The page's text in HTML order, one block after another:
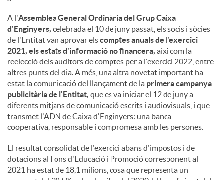
A l'Assemblea General Ordinària del Grup Caixa
d'Enginyers, celebrada el 10 de juny passat, els socis i sòcies
de l'Entitat van aprovar elscomptes anuals de l'exercici
2021, els estats d'informació no financera, així com la
reelecció dels auditors de comptes per a l'exercici 2022, entre
altres punts del dia. A més, una altra novetat important ha
estat la comunicació del llançament de la primera campanya
publicitària de l'Entitat, que es va iniciar el 12 de juny a
diferents mitjans de comunicació escrits i audiovisuals, i que
transmet l'ADN de Caixa d'Enginyers: una banca
cooperativa, responsable i compromesa amb les persones.
El resultat consolidat de l'exercici abans d'impostos i de
dotacions al Fons d'Educació i Promoció corresponent al
2021 ha estat de 18,1 milions, cosa que representa un